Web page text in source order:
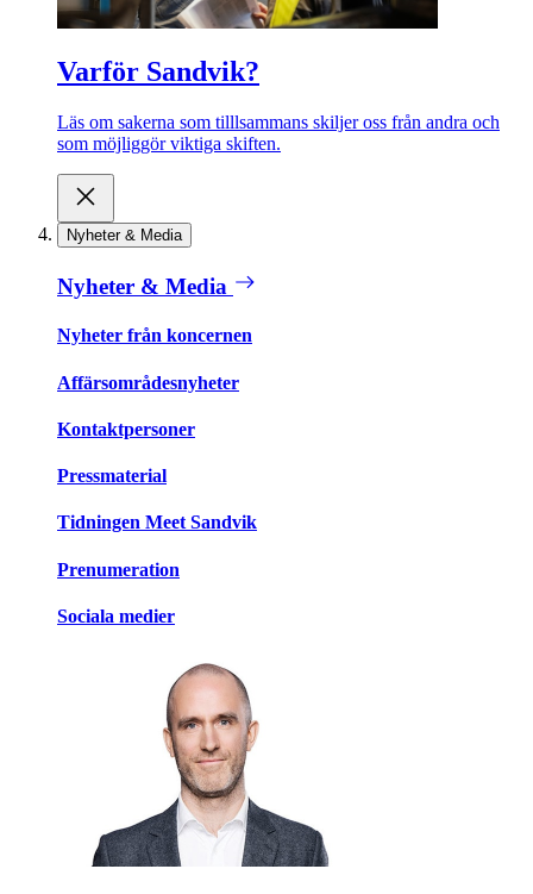
Varför Sandvik?
Läs om sakerna som tilllsammans skiljer oss från andra och
som möjliggör viktiga skiften.
Nyheter & Media
Nyheter & Media
Nyheter från koncernen
Affärsområdesnyheter
Kontaktpersoner
Pressmaterial
Tidningen Meet Sandvik
Prenumeration
Sociala medier